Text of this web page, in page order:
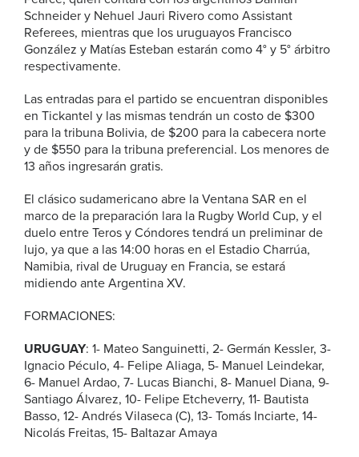
Schneider y Nehuel Jauri Rivero como Assistant
Referees, mientras que los uruguayos Francisco
González y Matías Esteban estarán como 4° y 5° árbitro
respectivamente.
Las entradas para el partido se encuentran disponibles
en Tickantel y las mismas tendrán un costo de $300
para la tribuna Bolivia, de $200 para la cabecera norte
y de $550 para la tribuna preferencial. Los menores de
13 años ingresarán gratis.
El clásico sudamericano abre la Ventana SAR en el
marco de la preparación lara la Rugby World Cup, y el
duelo entre Teros y Cóndores tendrá un preliminar de
lujo, ya que a las 14:00 horas en el Estadio Charrúa,
Namibia, rival de Uruguay en Francia, se estará
midiendo ante Argentina XV.
FORMACIONES:
URUGUAY: 1- Mateo Sanguinetti, 2- Germán Kessler, 3-
Ignacio Péculo, 4- Felipe Aliaga, 5- Manuel Leindekar,
6- Manuel Ardao, 7- Lucas Bianchi, 8- Manuel Diana, 9-
Santiago Álvarez, 10- Felipe Etcheverry, 11- Bautista
Basso, 12- Andrés Vilaseca (C), 13- Tomás Inciarte, 14-
Nicolás Freitas, 15- Baltazar Amaya